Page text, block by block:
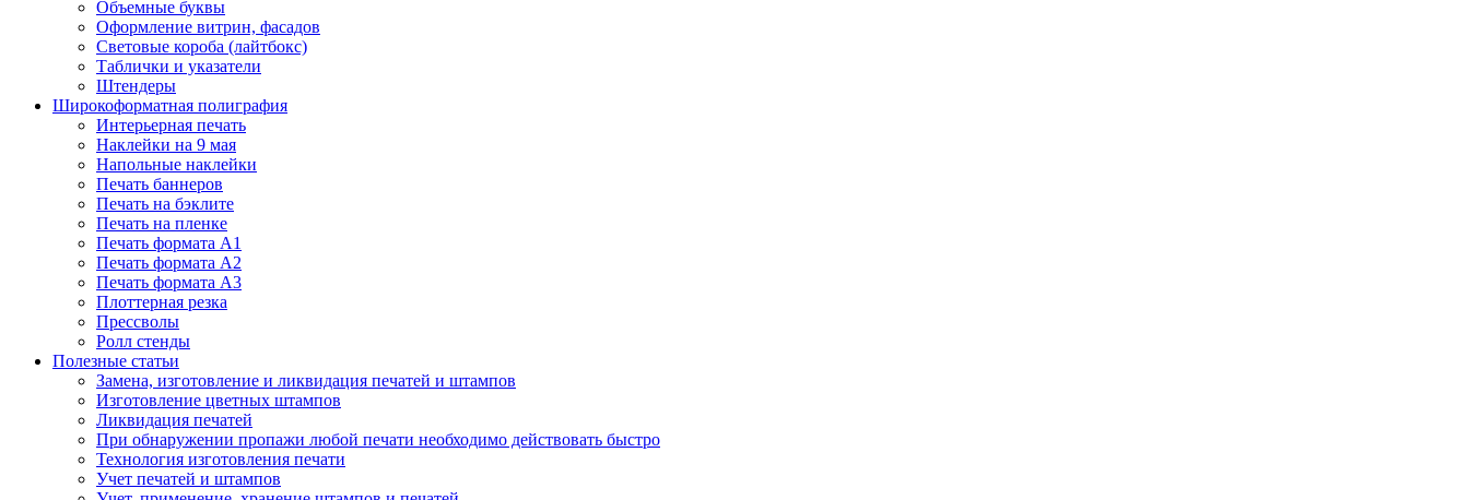
Объемные буквы
Оформление витрин, фасадов
Световые короба (лайтбокс)
Таблички и указатели
Штендеры
Широкоформатная полиграфия
Интерьерная печать
Наклейки на 9 мая
Напольные наклейки
Печать баннеров
Печать на бэклите
Печать на пленке
Печать формата А1
Печать формата А2
Печать формата А3
Плоттерная резка
Прессволы
Ролл стенды
Полезные статьи
Замена, изготовление и ликвидация печатей и штампов
Изготовление цветных штампов
Ликвидация печатей
При обнаружении пропажи любой печати необходимо действовать быстро
Технология изготовления печати
Учет печатей и штампов